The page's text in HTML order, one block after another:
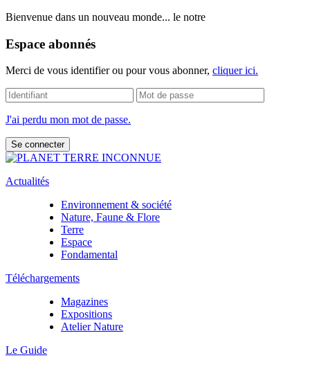
Bienvenue dans un nouveau monde... le notre
Espace abonnés
Merci de vous identifier ou pour vous abonner, cliquer ici.
J'ai perdu mon mot de passe.
Actualités
Environnement & société
Nature, Faune & Flore
Terre
Espace
Fondamental
Téléchargements
Magazines
Expositions
Atelier Nature
Le Guide